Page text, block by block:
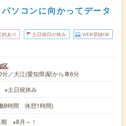
ソコンに向かってデータ
給あり 土日祝日が休み WEB登録OK
区
／大江(愛知県)駅から車6分
※土日祝休み
8時間 休憩1時間)
期 ※8月～！